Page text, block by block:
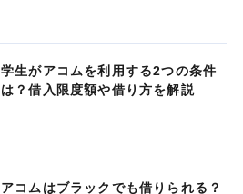
学生がアコムを利用する2つの条件
は？借入限度額や借り方を解説
アコムはブラックでも借りられる？